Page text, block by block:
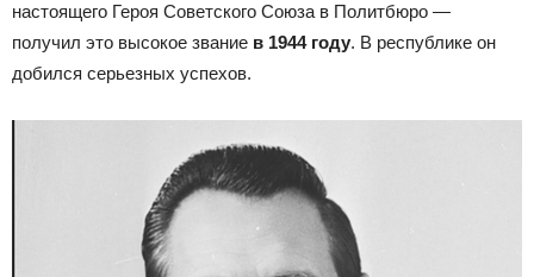
настоящего Героя Советского Союза в Политбюро —
получил это высокое звание в 1944 году. В республике он
добился серьезных успехов.